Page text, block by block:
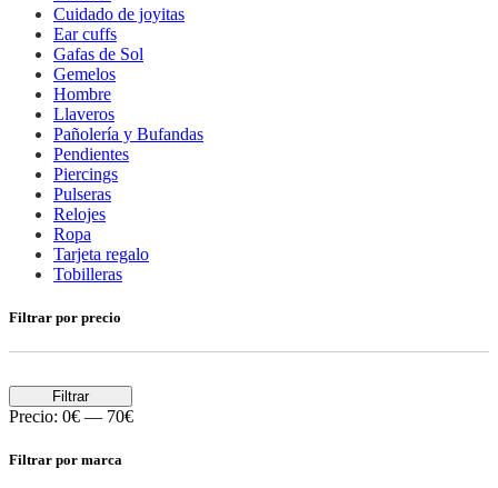
Cuidado de joyitas
Ear cuffs
Gafas de Sol
Gemelos
Hombre
Llaveros
Pañolería y Bufandas
Pendientes
Piercings
Pulseras
Relojes
Ropa
Tarjeta regalo
Tobilleras
Filtrar por precio
Filtrar
Precio: 0€ — 70€
Filtrar por marca